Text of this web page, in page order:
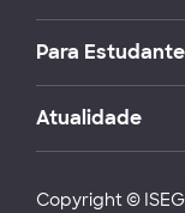
Para
Atualidade
Copyright ©